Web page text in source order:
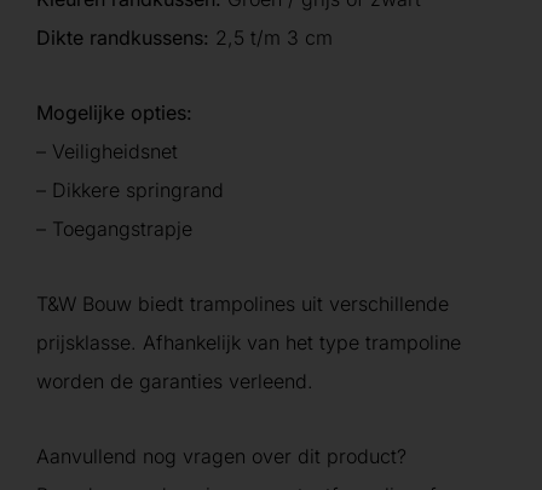
Dikte randkussens: 2,5 t/m 3 cm
Mogelijke opties:
– Veiligheidsnet
– Dikkere springrand
– Toegangstrapje
T&W Bouw biedt trampolines uit verschillende
prijsklasse. Afhankelijk van het type trampoline
worden de garanties verleend.
Aanvullend nog vragen over dit product?